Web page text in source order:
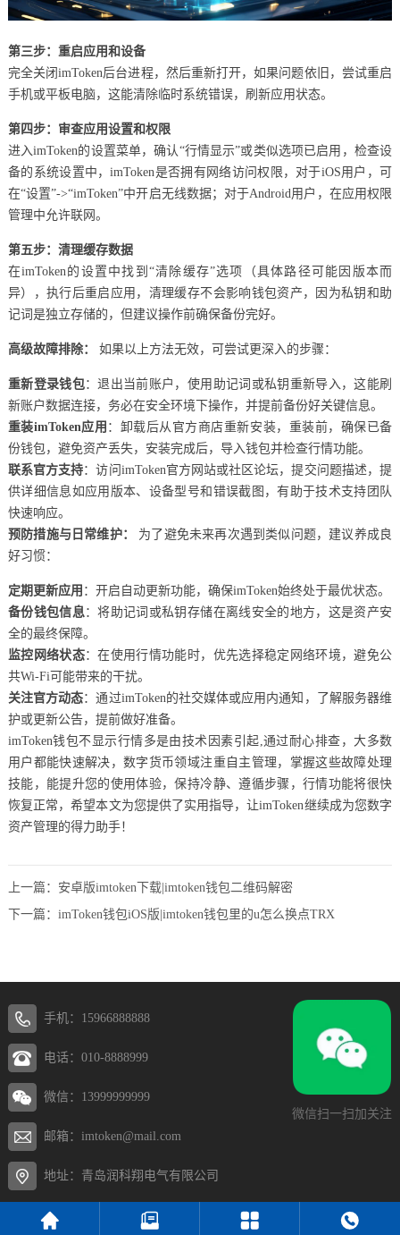
第三步：重启应用和设备
完全关闭imToken后台进程，然后重新打开，如果问题依旧，尝试重启
手机或平板电脑，这能清除临时系统错误，刷新应用状态。
第四步：审查应用设置和权限
进入imToken的设置菜单，确认“行情显示”或类似选项已启用，检查设
备的系统设置中，imToken是否拥有网络访问权限，对于iOS用户，可
在“设置”->“imToken”中开启无线数据；对于Android用户，在应用权限
管理中允许联网。
第五步：清理缓存数据
在imToken的设置中找到“清除缓存”选项（具体路径可能因版本而
异），执行后重启应用，清理缓存不会影响钱包资产，因为私钥和助
记词是独立存储的，但建议操作前确保备份完好。
高级故障排除： 如果以上方法无效，可尝试更深入的步骤：
重新登录钱包：退出当前账户，使用助记词或私钥重新导入，这能刷
新账户数据连接，务必在安全环境下操作，并提前备份好关键信息。
重装imToken应用 ：卸载后从官方商店重新安装，重装前，确保已备
份钱包，避免资产丢失，安装完成后，导入钱包并检查行情功能。
联系官方支持：访问imToken官方网站或社区论坛，提交问题描述，提
供详细信息如应用版本、设备型号和错误截图，有助于技术支持团队
快速响应。
预防措施与日常维护：
为了避免未来再次遇到类似问题，建议养成良
好习惯：
定期更新应用 ：开启自动更新功能，确保imToken始终处于最优状态。
备份钱包信息：将助记词或私钥存储在离线安全的地方，这是资产安
全的最终保障。
监控网络状态：在使用行情功能时，优先选择稳定网络环境，避免公
共Wi-Fi可能带来的干扰。
关注官方动态：通过imToken的社交媒体或应用内通知，了解服务器维
护或更新公告，提前做好准备。
imToken钱包不显示行情多是由技术因素引起,通过耐心排查，大多数
用户都能快速解决，数字货币领域注重自主管理，掌握这些故障处理
技能，能提升您的使用体验，保持冷静、遵循步骤，行情功能将很快
恢复正常，希望本文为您提供了实用指导，让imToken继续成为您数字
资产管理的得力助手！
上一篇： 安卓版imtoken下载|imtoken钱包二维码解密
下一篇： imToken钱包iOS版|imtoken钱包里的u怎么换点TRX
微信扫一扫加关注
手机：15966888888
电话：010-8888999
微信：13999999999
邮箱：imtoken@mail.com
地址：青岛润科翔电气有限公司